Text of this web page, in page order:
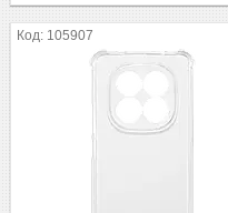
105907